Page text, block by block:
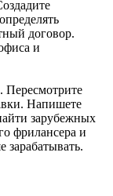
договор.
и
Пересмотрите
Напишете
зарубежных
фрилансера и
зарабатывать.